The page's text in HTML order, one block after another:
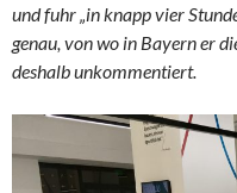
und fuhr „in knapp vier
genau, von wo in Bayern er
deshalb unkommentiert.